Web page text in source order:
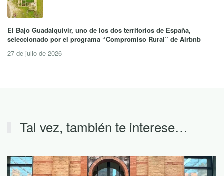
El Bajo Guadalquivir, uno de los dos territorios de España,
seleccionado por el programa “Compromiso Rural” de Airbnb
27 de julio de 2026
Tal vez, también te interese…